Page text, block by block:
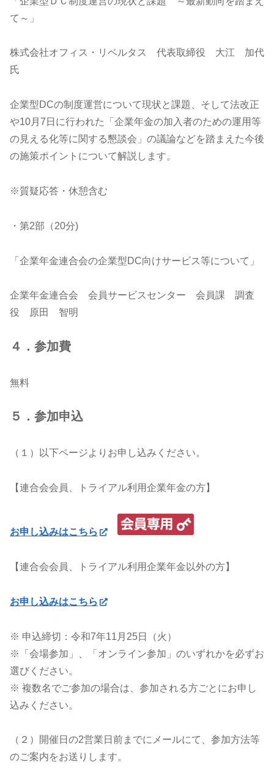
て～」
株式会社オフィス・リベルタス 代表取締役 大江 加代
氏
企業型DCの制度運営について現状と課題、そして法改正
や10月7日に行われた「企業年金の加入者のための運用等
の見える化等に関する懇談会」の議論などを踏まえた今後
の施策ポイントについて解説します。
※質疑応答・休憩含む
・第2部（20分)
「企業年金連合会の企業型DC向けサービス等について」
企業年金連合会 会員サービスセンター 会員課 調査
役 原田 智明
４．参加費
無料
５．参加申込
（１）以下ページよりお申し込みください。
【連合会会員、トライアル利用企業年金の方】
お申し込みはこちら
【連合会会員、トライアル利用企業年金以外の方】
お申し込みはこちら
※ 申込締切：令和7年11月25日（火）
※「会場参加」、「オンライン参加」のいずれかを必ずお
選びください。
※ 複数名でご参加の場合は、参加される方ごとにお申し
込みください。
（２）開催日の2営業日前までにメールにて、参加方法等
のご案内をお送りします。